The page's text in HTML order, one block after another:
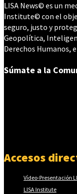
LISA News© es un
Institute© con el
seguro, justo y
Geopolítica,
Derechos Humanos,
Súmate a la
Accesos
Vídeo-Presentación
LISA Institute